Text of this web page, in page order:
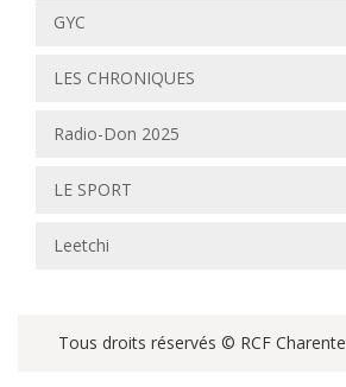
GYC
LES CHRONIQUES
Radio-Don 2025
LE SPORT
Leetchi
Tous droits réservés © RCF Charente